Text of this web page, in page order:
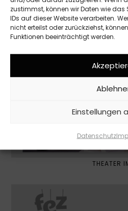
zustimmst, können wir Daten wie
IDs auf dieser Website verarbeiten.
nicht erteilst oder zurückziehst,
Funktionen beeinträchtigt werden.
Einstellungen
Datenschutz
THEATER